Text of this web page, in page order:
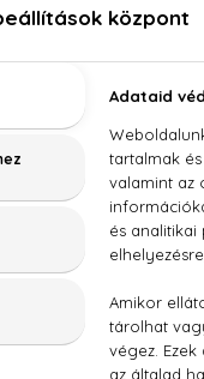
pézsma
(SD ALCOHOL
BUTYL